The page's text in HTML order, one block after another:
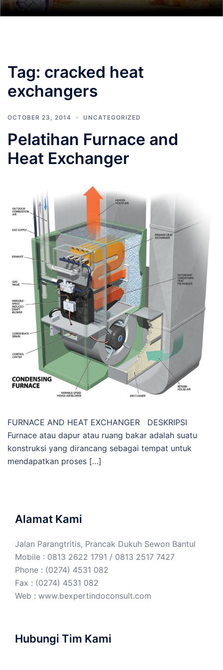
Tag: cracked heat
exchangers
OCTOBER 23, 2014 UNCATEGORIZED
Pelatihan Furnace and
Heat Exchanger
FURNACE AND HEAT EXCHANGER DESKRIPSI
Furnace atau dapur atau ruang bakar adalah suatu
konstruksi yang dirancang sebagai tempat untuk
mendapatkan proses […]
Alamat Kami
Jalan Parangtritis, Prancak Dukuh Sewon Bantul
Mobile : 0813 2622 1791 / 0813 2517 7427
Phone : (0274) 4531 082
Fax : (0274) 4531 082
Web : www.bexpertindoconsult.com
Hubungi Tim Kami